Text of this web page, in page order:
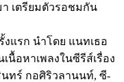
เตรียมตัวรอชมกัน
งแรก นำโดย แนทเธอ
อหาเพลงในซีรีส์เรื่อง
นทร์ กอศิริวลานนท์, ซี-